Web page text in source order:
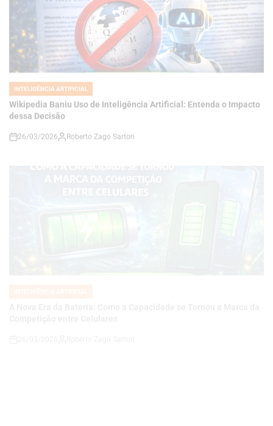
POSTED
INTELIGÊNCIA ARTIFICIAL
Wikipedia Baniu Uso de Inteligência Artificial: Entenda o Impacto
dessa Decisão
on
26/03/2026 Roberto Zago Sartori